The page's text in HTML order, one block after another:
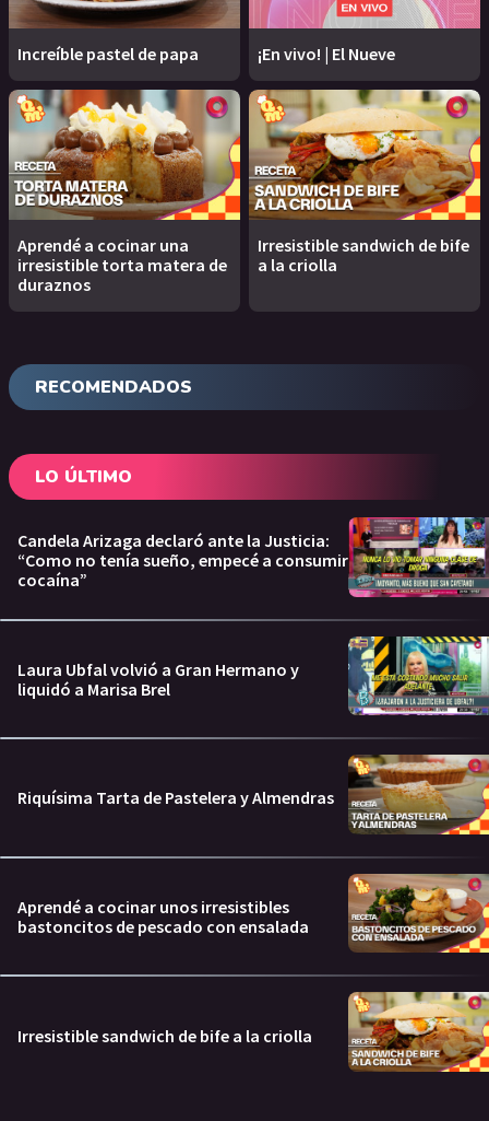
Increíble pastel de papa ¡En vivo! | El Nueve
Aprendé a cocinar una
irresistible torta matera de
duraznos
Irresistible sandwich de bife
a la criolla
RECOMENDADOS
LO ÚLTIMO
Candela Arizaga declaró ante la Justicia:
“Como no tenía sueño, empecé a consumir
cocaína”
Laura Ubfal volvió a Gran Hermano y
liquidó a Marisa Brel
Riquísima Tarta de Pastelera y Almendras
Aprendé a cocinar unos irresistibles
bastoncitos de pescado con ensalada
Irresistible sandwich de bife a la criolla